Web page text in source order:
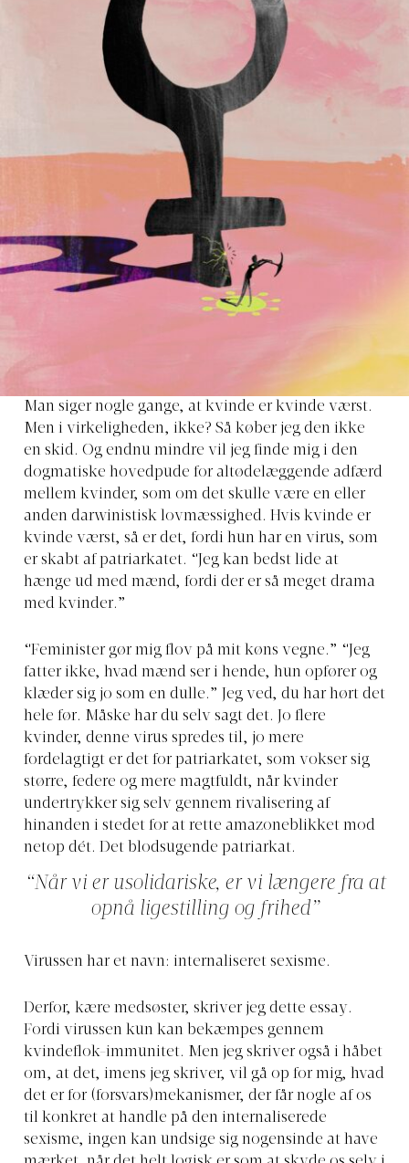
Man siger nogle gange, at kvinde er kvinde værst.
Men i virkeligheden, ikke? Så køber jeg den ikke
en skid. Og endnu mindre vil jeg finde mig i den
dogmatiske hovedpude for altødelæggende adfærd
mellem kvinder, som om det skulle være en eller
anden darwinistisk lovmæssighed. Hvis kvinde er
kvinde værst, så er det, fordi hun har en virus, som
er skabt af patriarkatet. “Jeg kan bedst lide at
hænge ud med mænd, fordi der er så meget drama
med kvinder.”
“Feminister gør mig flov på mit køns vegne.” “Jeg
fatter ikke, hvad mænd ser i hende, hun opfører og
klæder sig jo som en dulle.” Jeg ved, du har hørt det
hele før. Måske har du selv sagt det. Jo flere
kvinder, denne virus spredes til, jo mere
fordelagtigt er det for patriarkatet, som vokser sig
større, federe og mere magtfuldt, når kvinder
undertrykker sig selv gennem rivalisering af
hinanden i stedet for at rette amazoneblikket mod
netop dét. Det blodsugende patriarkat.
“Når vi er usolidariske, er vi længere fra at
opnå ligestilling og frihed”
Virussen har et navn: internaliseret sexisme.
Derfor, kære medsøster, skriver jeg dette essay.
Fordi virussen kun kan bekæmpes gennem
kvindeflok-immunitet. Men jeg skriver også i håbet
om, at det, imens jeg skriver, vil gå op for mig, hvad
det er for (forsvars)mekanismer, der får nogle af os
til konkret at handle på den internaliserede
sexisme, ingen kan undsige sig nogensinde at have